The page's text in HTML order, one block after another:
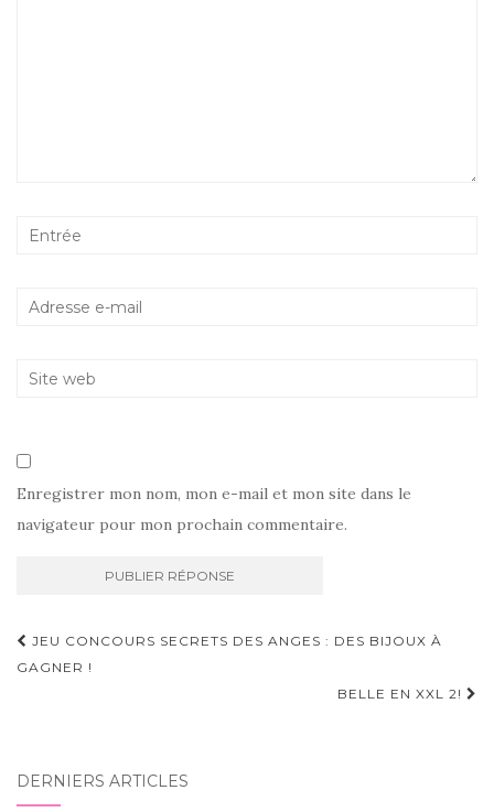
Enregistrer mon nom, mon e-mail et mon site dans le
navigateur pour mon prochain commentaire.
Navigation
d'article
JEU CONCOURS SECRETS DES ANGES : DES BIJOUX À
GAGNER !
BELLE EN XXL 2!
DERNIERS ARTICLES